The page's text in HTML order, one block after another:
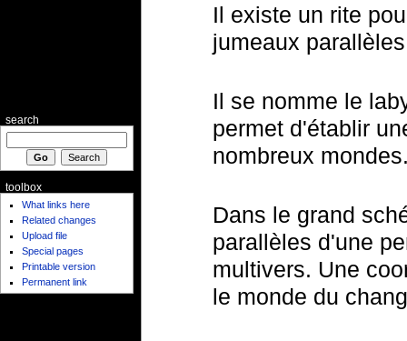
Il existe un rite
jumeaux
Il se nomme le
permet d'établir
nombreux
Dans le grand
parallèles d'une
multivers. Une
le monde du
search
toolbox
What links here
Related changes
Upload file
Special pages
Printable version
Permanent link